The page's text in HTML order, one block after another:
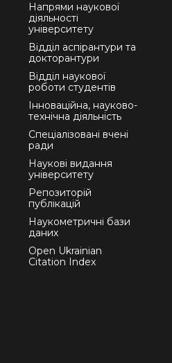
Напрями наукової
діяльності
університету
Відділ аспірантури та
докторантури
Відділ наукової
роботи студентів
Інноваційна, науково-
технічна діяльність
Спеціалізовані вчені
ради
Наукові видання
університету
Репозиторій
публікацій
Наукометричні бази
даних
Open Ukrainian
Citation Index